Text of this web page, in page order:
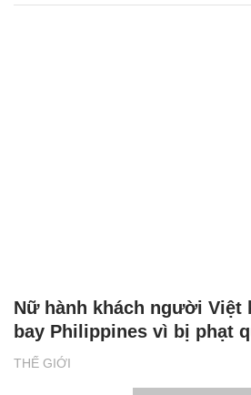
THẾ GIỚI
Nữ hành khách người Việt
bay Philippines vì bị phạt